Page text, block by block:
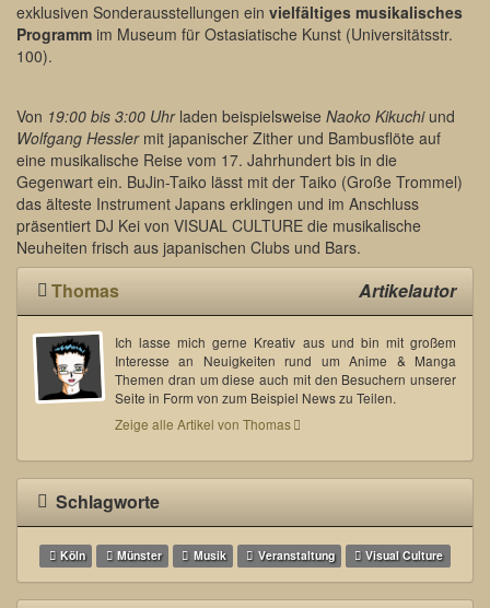
exklusiven Sonderausstellungen ein vielfältiges musikalisches
Programm im Museum für Ostasiatische Kunst (Universitätsstr.
100).
Von 19:00 bis 3:00 Uhrladen beispielsweise Naoko Kikuchiund
Wolfgang Hesslermit japanischer Zither und Bambusflöte auf
eine musikalische Reise vom 17. Jahrhundert bis in die
Gegenwart ein. BuJin-Taiko lässt mit der Taiko (Große Trommel)
das älteste Instrument Japans erklingen und im Anschluss
präsentiert DJ Kei von VISUAL CULTURE die musikalische
Neuheiten frisch aus japanischen Clubs und Bars.
Thomas Artikelautor
Ich lasse mich gerne Kreativ aus und bin mit großem
Interesse an Neuigkeiten rund um Anime & Manga
Themen dran um diese auch mit den Besuchern unserer
Seite in Form von zum Beispiel News zu Teilen.
Zeige alle Artikel von Thomas
Schlagworte
Köln Münster Musik Veranstaltung Visual Culture